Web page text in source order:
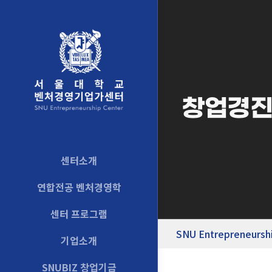
센터소개
연합전공 벤처경영학
센터 프로그램
기업소개
SNUBIZ 창업기금
창업경
SNU